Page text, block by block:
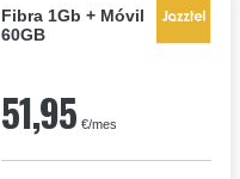
Fibra 1Gb + Móvil
60GB
51,95 €/mes